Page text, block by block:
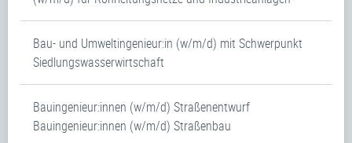
Bau- und Umweltingenieur:in (w/m/d) mit Schwerpunkt
Siedlungswasserwirtschaft
Bauingenieur:innen (w/m/d) Straßenentwurf
Bauingenieur:innen (w/m/d) Straßenbau